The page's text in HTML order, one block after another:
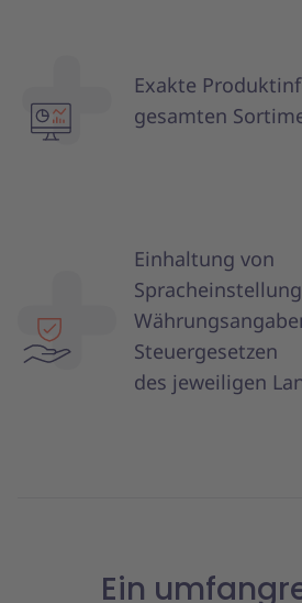
Exakte
gesamten
Einhaltung von
Steuergesetzen
des jeweiligen
Ein